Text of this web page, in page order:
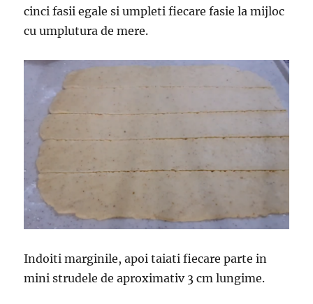
cinci fasii egale si umpleti fiecare fasie la mijloc
cu umplutura de mere.
Indoiti marginile, apoi taiati fiecare parte in
mini strudele de aproximativ 3 cm lungime.